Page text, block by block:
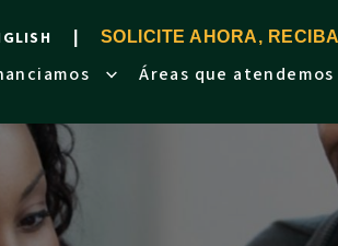
SOLICITE AHORA,
Áreas que atendemos